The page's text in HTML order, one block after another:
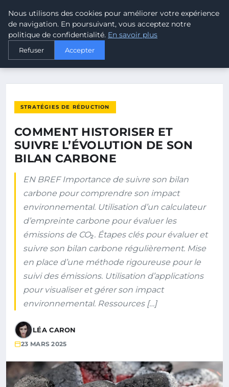
MALTA CLIMATE
ACCUEIL
COMMENT HISTORISER ET SUIVRE L’ÉVOLUTION DE SON BILAN…
STRATÉGIES DE RÉDUCTION
COMMENT HISTORISER ET
SUIVRE L’ÉVOLUTION DE SON
BILAN CARBONE
EN BREF Importance de suivre son bilan
carbone pour comprendre son impact
environnemental. Utilisation d’un calculateur
d’empreinte carbone pour évaluer les
émissions de CO₂. Étapes clés pour évaluer et
suivre son bilan carbone régulièrement. Mise
en place d’une méthode rigoureuse pour le
suivi des émissions. Utilisation d’applications
pour visualiser et gérer son impact
environnemental. Ressources […]
LÉA CARON
23 MARS 2025
Nous utilisons des cookies pour améliorer votre expérience
de navigation. En poursuivant, vous acceptez notre
politique de confidentialité. En savoir plus
Refuser Accepter